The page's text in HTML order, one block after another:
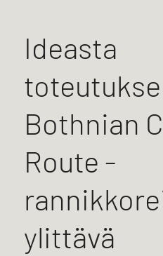
Ideasta
Bothnian
Route -
ylittävä